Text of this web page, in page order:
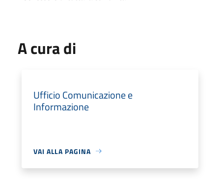
A cura di
Ufficio Comunicazione e
Informazione
VAI ALLA PAGINA